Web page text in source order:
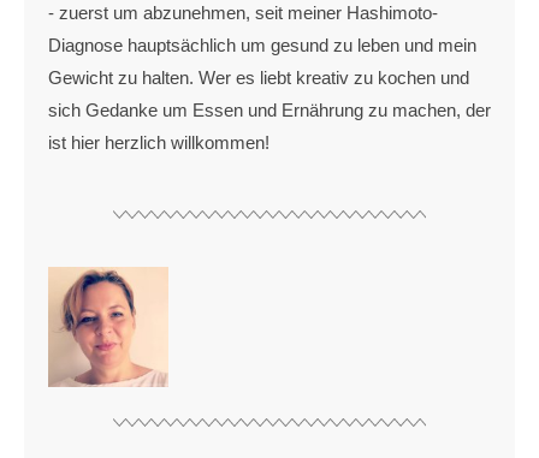
- zuerst um abzunehmen, seit meiner Hashimoto-
Diagnose hauptsächlich um gesund zu leben und mein
Gewicht zu halten. Wer es liebt kreativ zu kochen und
sich Gedanke um Essen und Ernährung zu machen, der
ist hier herzlich willkommen!